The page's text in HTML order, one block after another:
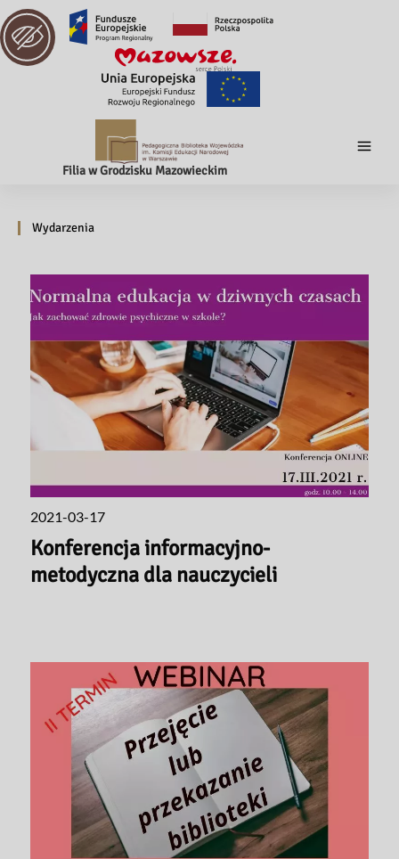
Filia w Grodzisku Mazowieckim
Wydarzenia
2021-03-17
Konferencja informacyjno-
metodyczna dla nauczycieli